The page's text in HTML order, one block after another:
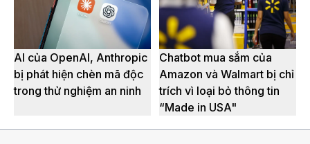
AI của OpenAI, Anthropic
bị phát hiện chèn mã độc
trong thử nghiệm an ninh
Chatbot mua sắm của
Amazon và Walmart bị chỉ
trích vì loại bỏ thông tin
“Made in USA"